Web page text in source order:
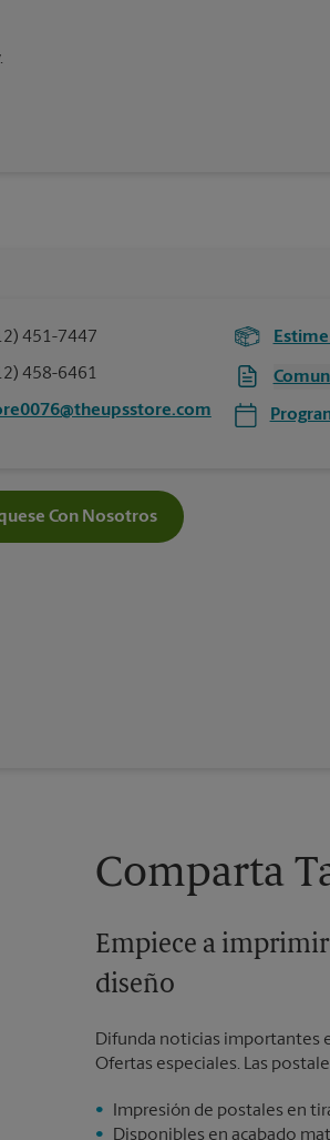
451-7447
458-6461
Con Nosotros
Comparta
Empiece a
diseño
Difunda noticias importantes
Ofertas especiales. Las
Impresión de postales en
Disponibles en acabado